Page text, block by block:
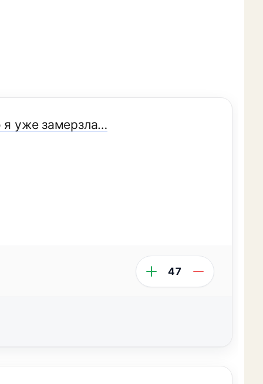
уже замерзла…
47